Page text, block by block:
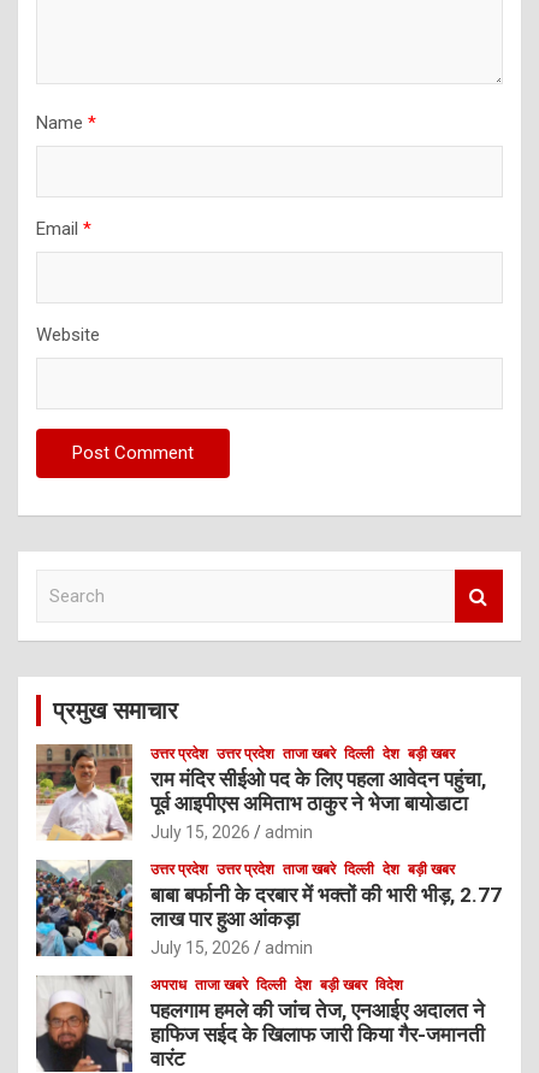
Name *
Email *
Website
c
प्रमुख समाचार
उत्तर प्रदेश उत्तर प्रदेश ताजा खबरे दिल्ली देश बड़ी खबर
राम मंदिर सीईओ पद के लिए पहला आवेदन पहुंचा,
पूर्व आइपीएस अमिताभ ठाकुर ने भेजा बायोडाटा
July 15, 2026 admin
उत्तर प्रदेश उत्तर प्रदेश ताजा खबरे दिल्ली देश बड़ी खबर
बाबा बर्फानी के दरबार में भक्तों की भारी भीड़, 2.77
लाख पार हुआ आंकड़ा
July 15, 2026 admin
अपराध ताजा खबरे दिल्ली देश बड़ी खबर विदेश
पहलगाम हमले की जांच तेज, एनआईए अदालत ने
हाफिज सईद के खिलाफ जारी किया गैर-जमानती
वारंट